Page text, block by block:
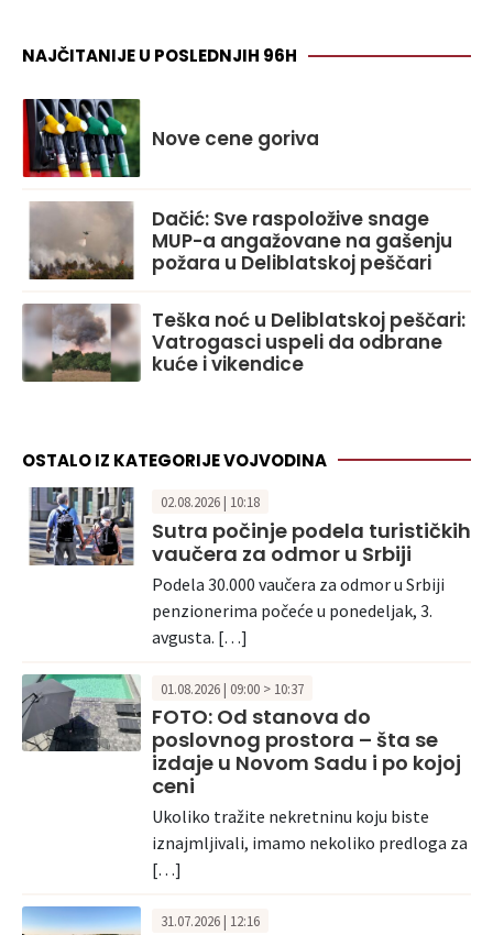
NAJČITANIJE U POSLEDNJIH 96H
Nove cene goriva
Dačić: Sve raspoložive snage
MUP-a angažovane na gašenju
požara u Deliblatskoj peščari
Teška noć u Deliblatskoj peščari:
Vatrogasci uspeli da odbrane
kuće i vikendice
OSTALO IZ KATEGORIJE VOJVODINA
02.08.2026 | 10:18
Sutra počinje podela turističkih
vaučera za odmor u Srbiji
Podela 30.000 vaučera za odmor u Srbiji
penzionerima počeće u ponedeljak, 3.
avgusta. […]
01.08.2026 | 09:00 > 10:37
FOTO: Od stanova do
poslovnog prostora – šta se
izdaje u Novom Sadu i po kojoj
ceni
Ukoliko tražite nekretninu koju biste
iznajmljivali, imamo nekoliko predloga za
[…]
31.07.2026 | 12:16